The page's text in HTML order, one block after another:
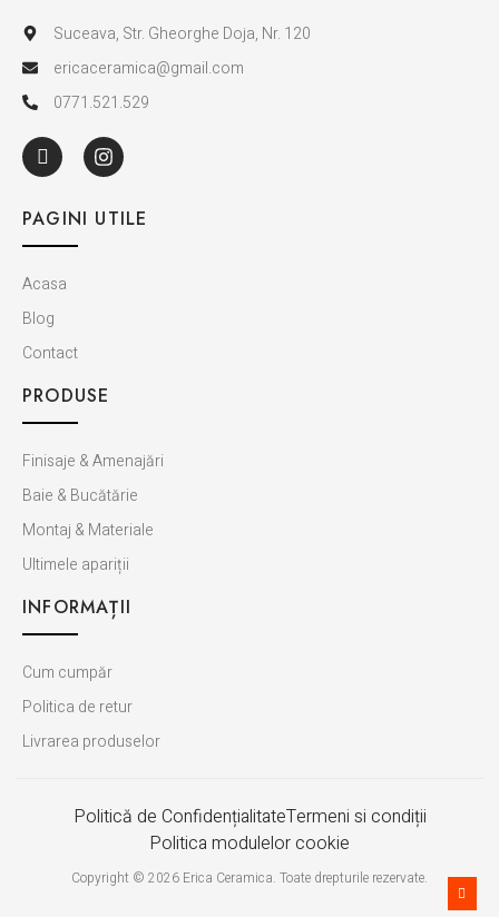
Suceava, Str. Gheorghe Doja, Nr. 120
ericaceramica@gmail.com
0771.521.529
PAGINI UTILE
Acasa
Blog
Contact
PRODUSE
Finisaje & Amenajări
Baie & Bucătărie
Montaj & Materiale
Ultimele apariții
INFORMAȚII
Cum cumpăr
Politica de retur
Livrarea produselor
Politică de ConfidențialitateTermeni si condiții
Politica modulelor cookie
Copyright © 2026 Erica Ceramica. Toate drepturile rezervate.